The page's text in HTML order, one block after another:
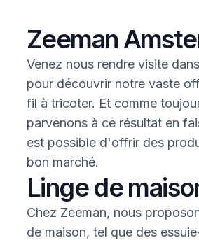
Zeeman
Venez nous rendre visite
pour découvrir notre vaste
fil à tricoter. Et comme
parvenons à ce résultat en
est possible d'offrir des
bon marché.
Linge de
Chez Zeeman, nous
de maison, tel que des